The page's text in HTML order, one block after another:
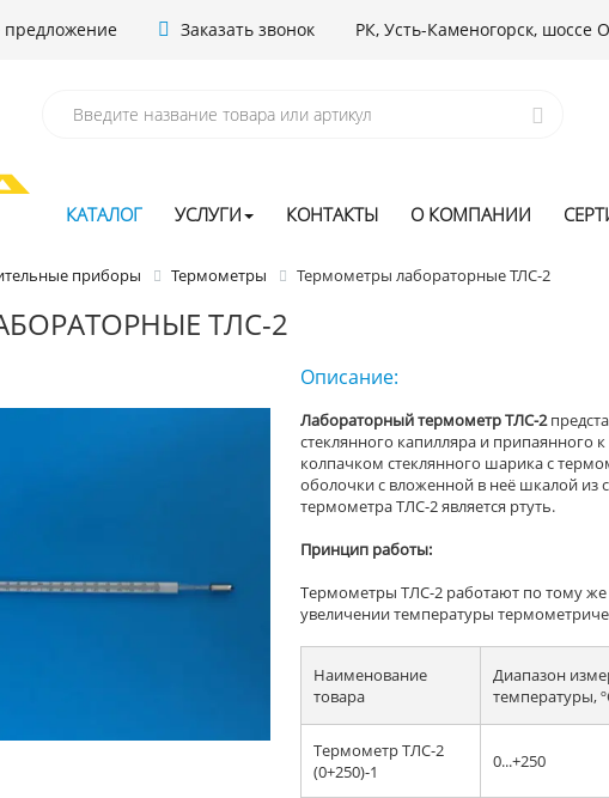
предложение Заказать звонок РК, Усть-Каменогорск, шоссе
КАТАЛОГ УСЛУГИ КОНТАКТЫ О КОМПАНИИ
приборы Термометры Термометры лабораторные ТЛС-2
ТЛС-2
Описание:
Лабораторный термометр ТЛС-2
стеклянного капилляра и
колпачком стеклянного шарика с
оболочки с вложенной в неё шкалой из
термометра ТЛС-2 является ртуть.
Принцип работы:
Термометры ТЛС-2 работают по тому
увеличении температуры
Наименование
товара
Диапазон
температуры,
Термометр ТЛС-2
(0+250)-1
0...+250